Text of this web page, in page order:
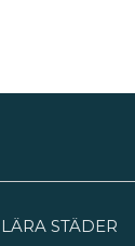
STÄDER